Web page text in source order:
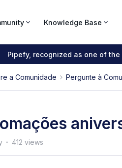
Knowledge Base
Pipefy, recognized as one of
a Comunidade Pergunte à
412 views